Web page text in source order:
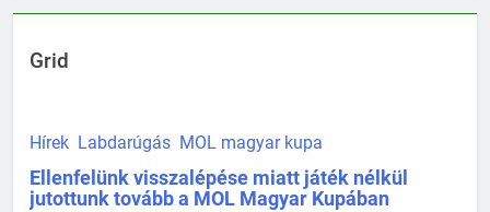
Grid
Hírek Labdarúgás MOL magyar kupa
Ellenfelünk visszalépése miatt játék nélkül
jutottunk tovább a MOL Magyar Kupában